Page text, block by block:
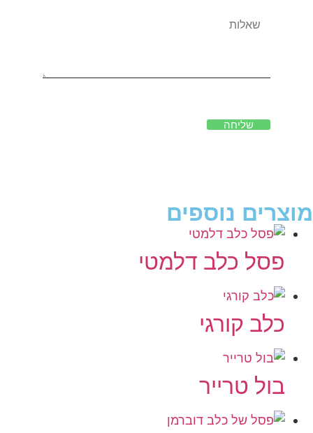
שליחה
מוצרים נוספים
פסל כלב דלמטי
כלב קורגי
בול טרייר